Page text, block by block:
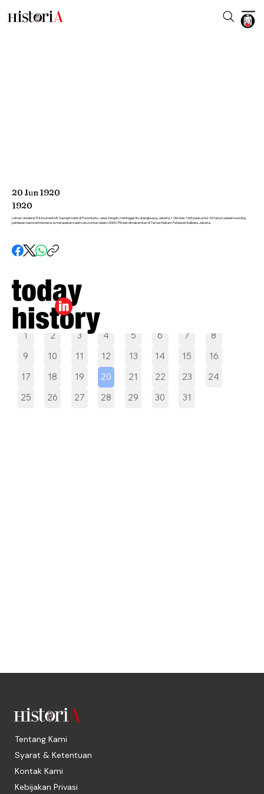
Pilih tanggal
1 2 3 4 5 6 7
8
9
10 11 12 13 14 15
16
17
18 19 20 21 22 23
24
25
26 27 28 29 30 31
20 Jun1920
1920
Letnan Jenderal TNI Anumerta R. Suprapto lahir di Purwokerto, Jawa Tengah, meninggal di Lubangbuaya, Jakarta, 1 Oktober 1965 pada umur 45 tahun) adalah seorang
pahlawan nasional Indonesia. Ia merupakan salah satu korban dalam G30S/PKI dan dimakamkan di Taman Makam Pahlawan Kalibata, Jakarta.
Tentang Kami
Syarat & Ketentuan
Kontak Kami
Kebijakan Privasi